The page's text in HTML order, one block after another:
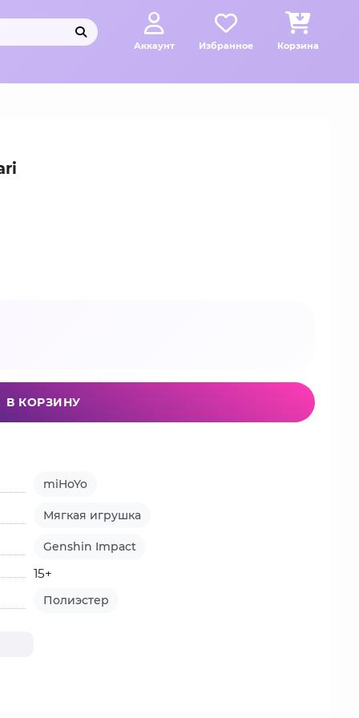
Аккаунт Избранное Корзина
В КОРЗИНУ
miHoYo
Мягкая игрушка
Genshin Impact
15+
Полиэстер